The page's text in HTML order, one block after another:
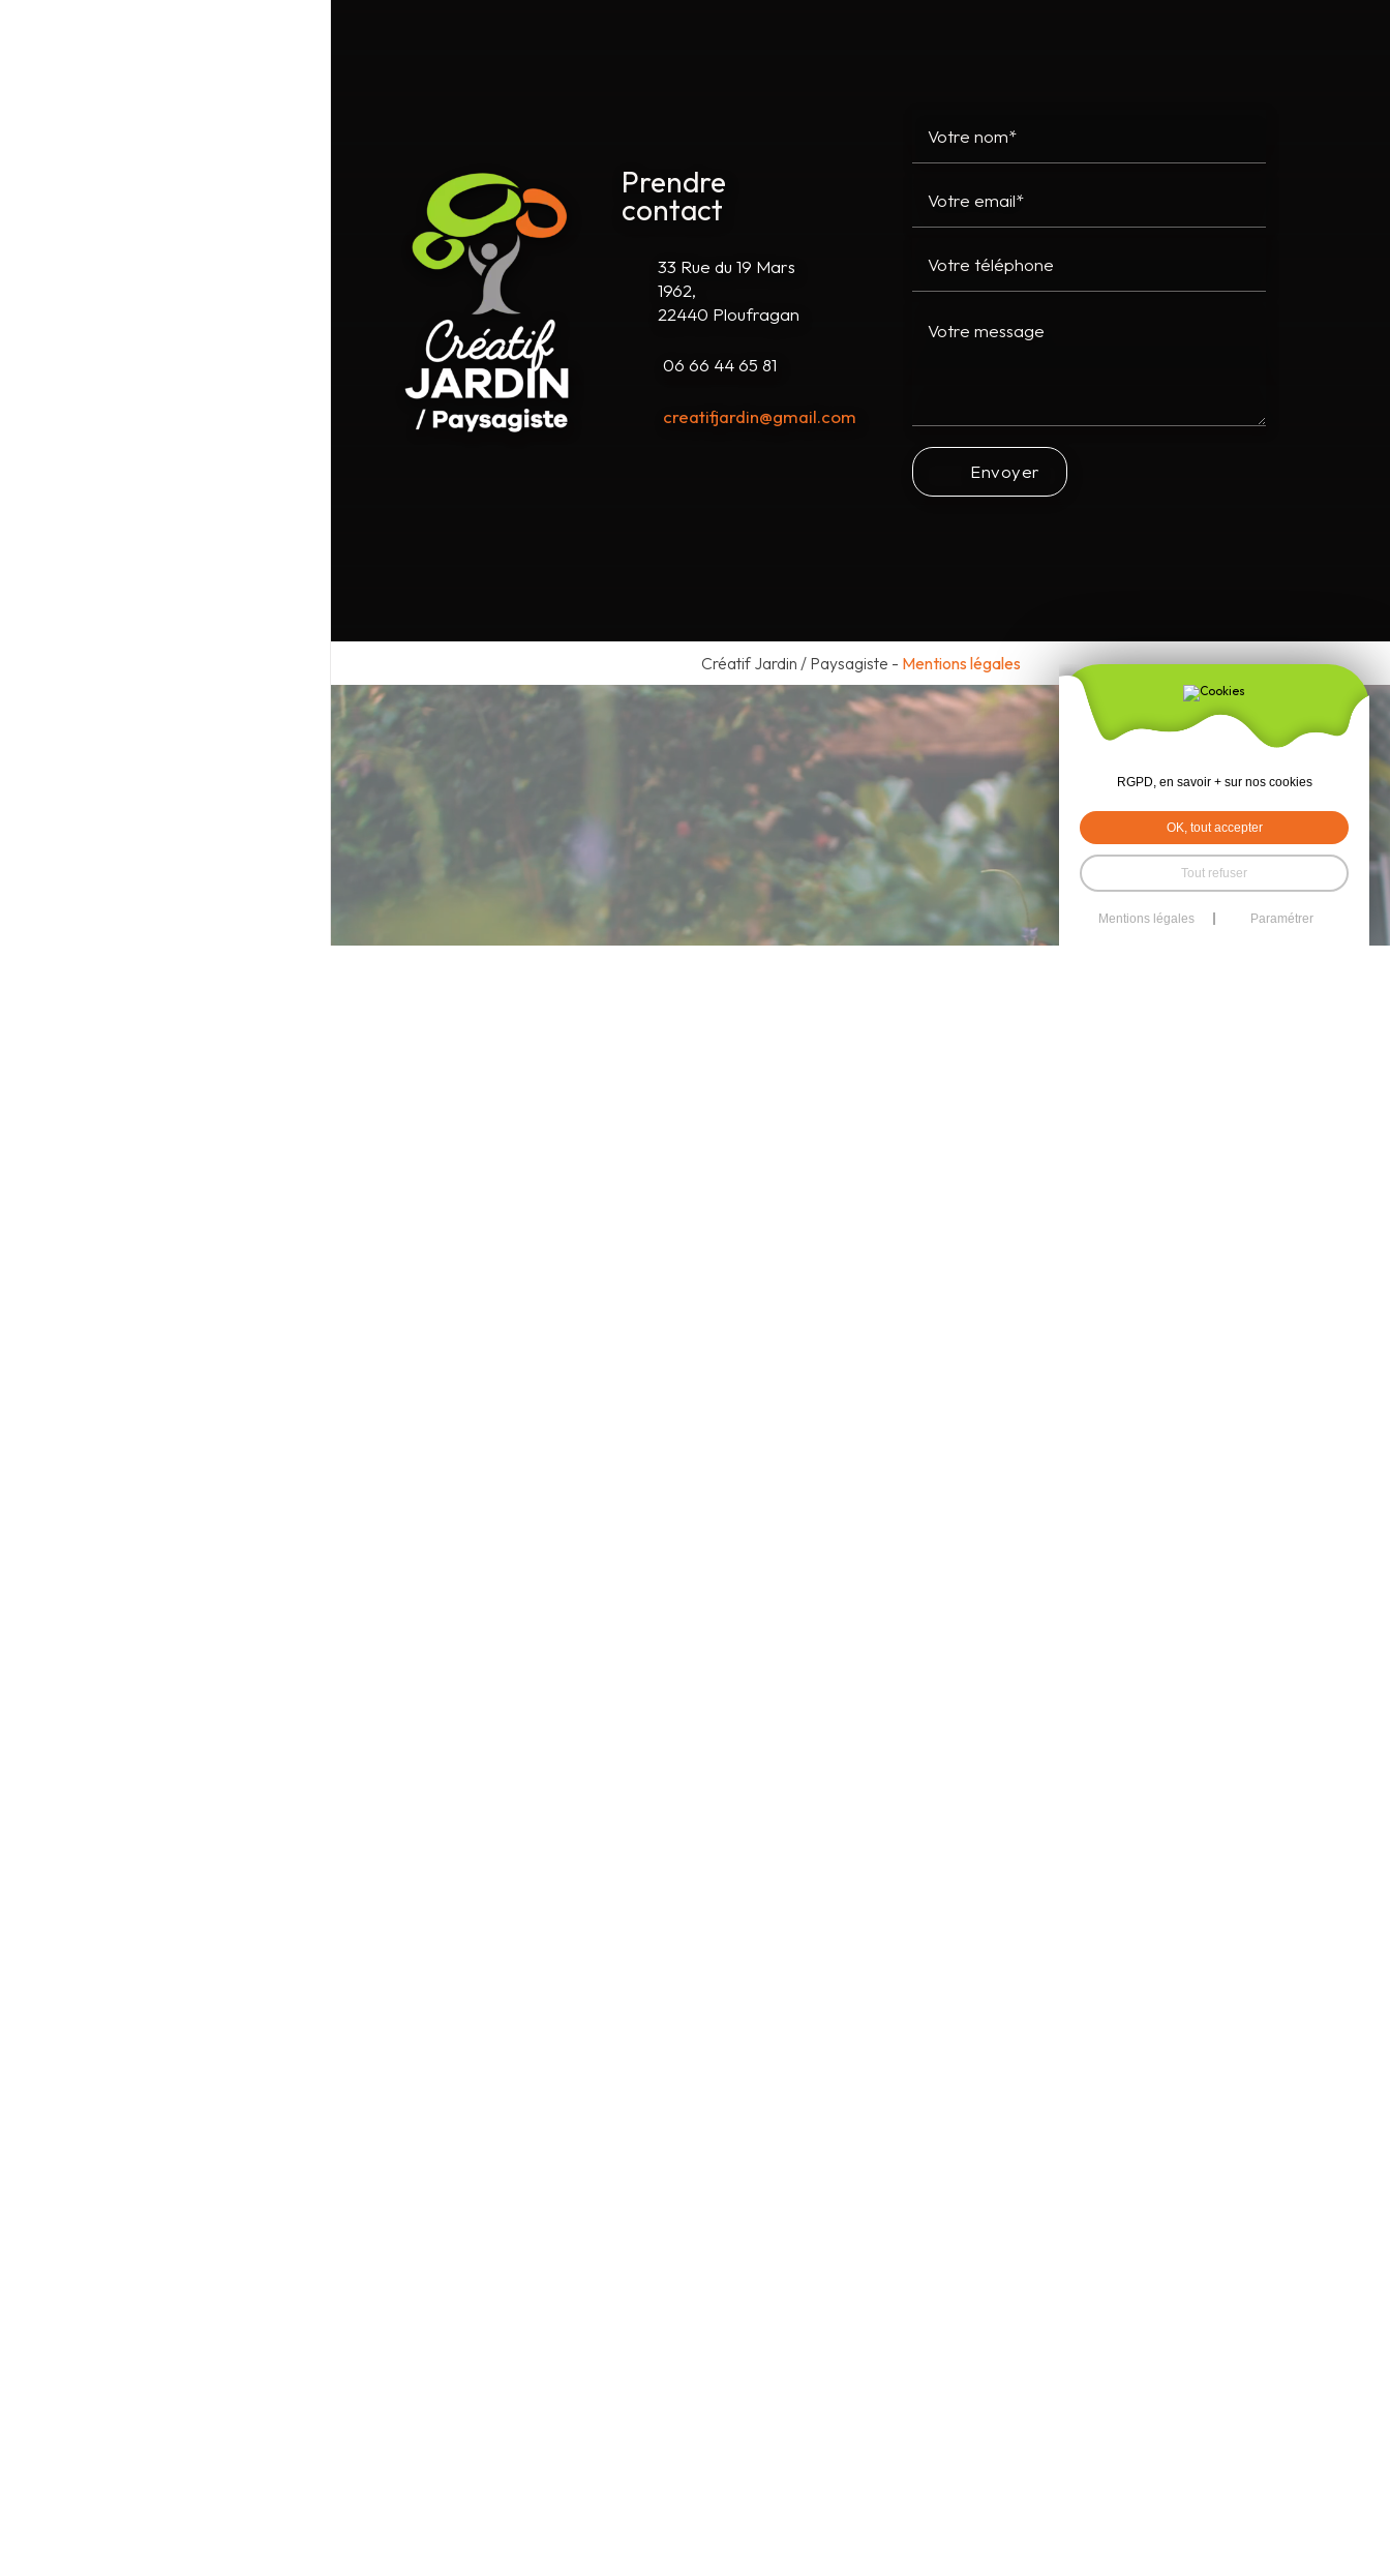
Prendre
contact
33 Rue du 19 Mars
1962,
22440 Ploufragan
06 66 44 65 81
creatifjardin@gmail.com
Envoyer
Créatif Jardin / Paysagiste - Mentions légales
RGPD, en savoir + sur nos cookies
OK, tout accepter
Tout refuser
Mentions légales Paramétrer